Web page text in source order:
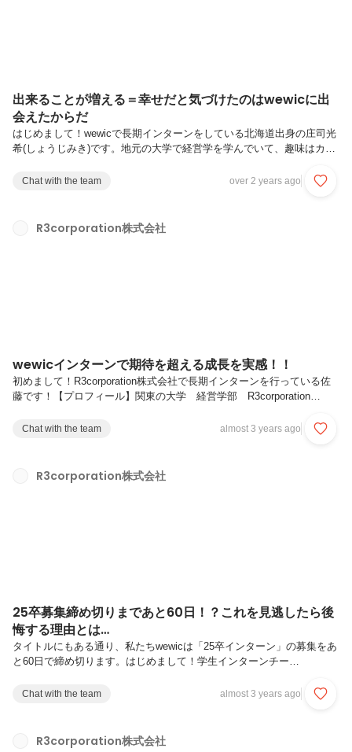
出来ることが増える＝幸せだと気づけたのはwewicに出
会えたからだ
はじめまして！wewicで長期インターンをしている北海道出身の庄司光
希(しょうじみき)です。地元の大学で経営学を学んでいて、趣味はカフ
ごく普通の学生です。この記事では、・インターンを始める前の状況・
ことについて書きますので、是非最後まで読んでください！【インター
ンを始める前の状況】「サークル活動を通じて学生生活でしか得られな
Chat with the team over 2 years ago
R3corporation株式会社
wewicインターンで期待を超える成長を実感！！
初めまして！R3corporation株式会社で長期インターンを行っている佐
藤です！【プロフィール】関東の大学 経営学部 R3corporation
これまでの学生時代のように、さまざまなコミュニティに属して、交流
していて、講義では、一人で受講することが多いです。いわゆる、非リ
アです。理想とはかけ離れた大学生活を送り、「このまま卒業を迎えて
Chat with the team almost 3 years ago
R3corporation株式会社
25卒募集締め切りまであと60日！？これを見逃したら後
悔する理由とは…
タイトルにもある通り、私たちwewicは「25卒インターン」の募集をあ
と60日で締め切ります。はじめまして！学生インターンチー
己紹介を詳しく書いてますので、良かったら読んでみてください！「本
キルが全くない…wewicに参加するのに経験・スキルは必要ありませ
Chat with the team almost 3 years ago
R3corporation株式会社